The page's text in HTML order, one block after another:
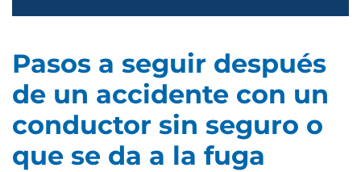
Pasos a seguir después
de un accidente con un
conductor sin seguro o
que se da a la fuga